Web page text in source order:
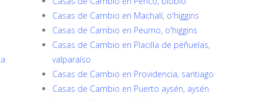
Casas de Cambio en Machalí, o'higgins
Casas de Cambio en Peumo, o'higgins
Casas de Cambio en Placilla de peñuelas,
valparaíso
Casas de Cambio en Providencia, santiago
Casas de Cambio en Puerto aysén, aysén